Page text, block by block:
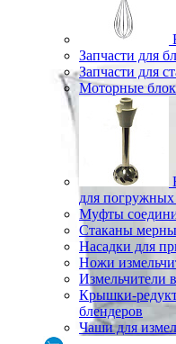
Запчасти для
Запчасти для
Моторные
для погружных
Муфты
Стаканы
Насадки для
Ножи
Измельчители
Крышки-
блендеров
Чаши для